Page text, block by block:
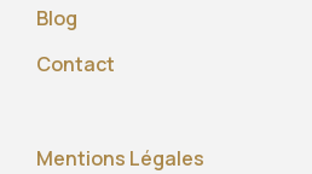
Blog
Contact
Mentions Légales